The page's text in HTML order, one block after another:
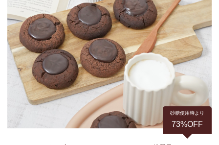
砂糖使用時より
73%OFF